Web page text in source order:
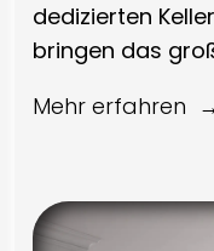
dedizierten
bringen das
Mehr erfahren